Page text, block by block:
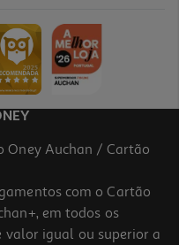
Oney Auchan / Cartão
com o Cartão
em todos os
valor igual ou superior a